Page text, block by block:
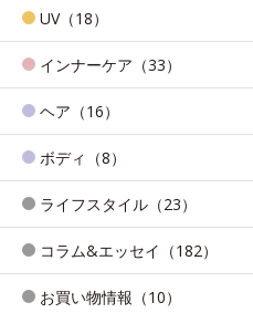
UV（18）
インナーケア（33）
ヘア（16）
ボディ（8）
ライフスタイル（23）
コラム&エッセイ（182）
お買い物情報（10）